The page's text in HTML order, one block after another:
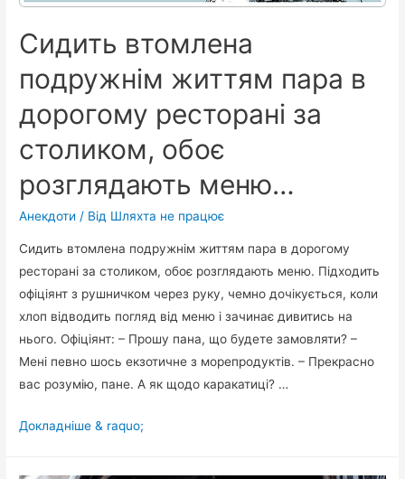
вона
номер…
Сидить втомлена
подружнім життям пара в
дорогому ресторані за
столиком, обоє
розглядають меню…
Анекдоти / Від Шляхта не працює
Сидить втомлена подружнім життям пара в дорогому
ресторані за столиком, обоє розглядають меню. Підходить
офіціянт з рушничком через руку, чемно дочікується, коли
хлоп відводить погляд від меню і зачинає дивитись на
нього. Офіціянт: – Прошу пана, що будете замовляти? –
Мені певно шось екзотичне з морепродуктів. – Прекрасно
вас розумію, пане. А як щодо каракатиці? …
Сидить
Докладніше & raquo;